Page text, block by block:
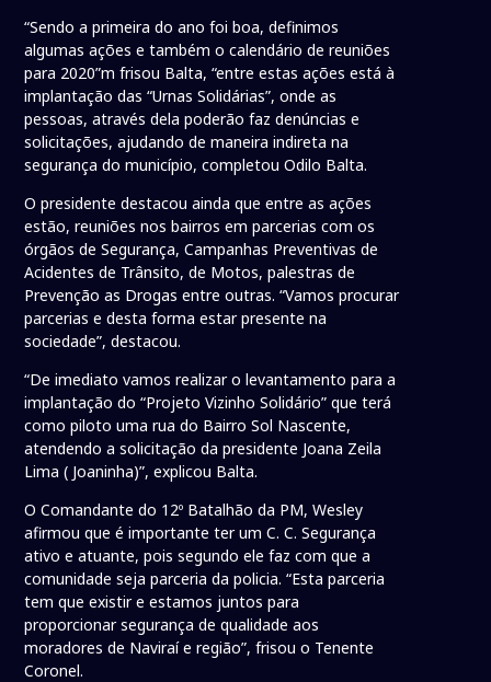
“Sendo a primeira do ano foi boa, definimos
algumas ações e também o calendário de reuniões
para 2020”m frisou Balta, “entre estas ações está à
implantação das “Urnas Solidárias”, onde as
pessoas, através dela poderão faz denúncias e
solicitações, ajudando de maneira indireta na
segurança do município, completou Odilo Balta.
O presidente destacou ainda que entre as ações
estão, reuniões nos bairros em parcerias com os
órgãos de Segurança, Campanhas Preventivas de
Acidentes de Trânsito, de Motos, palestras de
Prevenção as Drogas entre outras. “Vamos procurar
parcerias e desta forma estar presente na
sociedade”, destacou.
“De imediato vamos realizar o levantamento para a
implantação do “Projeto Vizinho Solidário” que terá
como piloto uma rua do Bairro Sol Nascente,
atendendo a solicitação da presidente Joana Zeila
Lima ( Joaninha)”, explicou Balta.
O Comandante do 12º Batalhão da PM, Wesley
afirmou que é importante ter um C. C. Segurança
ativo e atuante, pois segundo ele faz com que a
comunidade seja parceria da policia. “Esta parceria
tem que existir e estamos juntos para
proporcionar segurança de qualidade aos
moradores de Naviraí e região”, frisou o Tenente
Coronel.